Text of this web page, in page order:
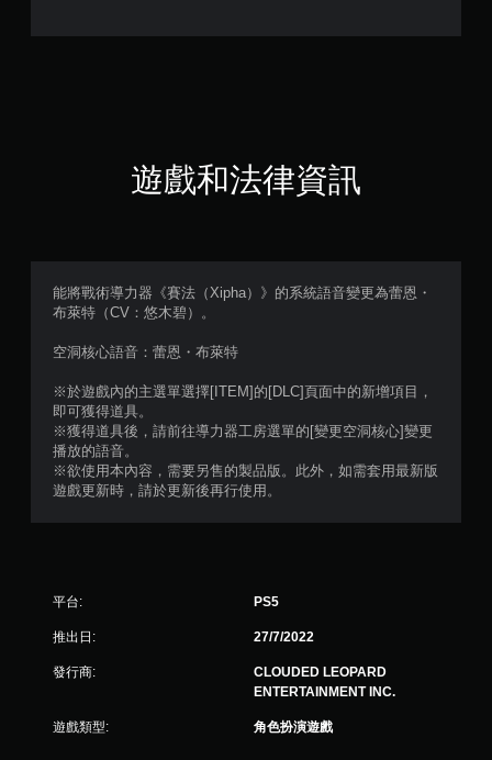
星
星
3
遊戲和法律資訊
能將戰術導力器《賽法（Xipha）》的系統語音變更為蕾恩・
布萊特（CV：悠木碧）。
空洞核心語音：蕾恩・布萊特
※於遊戲內的主選單選擇[ITEM]的[DLC]頁面中的新增項目，
即可獲得道具。
※獲得道具後，請前往導力器工房選單的[變更空洞核心]變更
播放的語音。
※欲使用本內容，需要另售的製品版。此外，如需套用最新版
遊戲更新時，請於更新後再行使用。
平台: PS5
推出日: 27/7/2022
發行商:
CLOUDED LEOPARD
ENTERTAINMENT INC.
遊戲類型: 角色扮演遊戲